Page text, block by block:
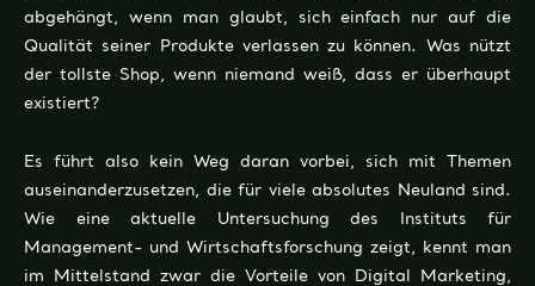
abgehängt, wenn man glaubt, sich einfach nur auf die
Qualität seiner Produkte verlassen zu können. Was nützt
der tollste Shop, wenn niemand weiß, dass er überhaupt
existiert?
Es führt also kein Weg daran vorbei, sich mit Themen
auseinanderzusetzen, die für viele absolutes Neuland sind.
Wie eine aktuelle Untersuchung des Instituts für
Management- und Wirtschaftsforschung zeigt, kennt man
im Mittelstand zwar die Vorteile von Digital Marketing,